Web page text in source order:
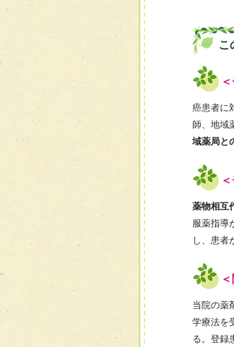
こ
癌患者に
師、地域
域薬局と
薬物相互
服薬指導
し、患者
当院の薬
学療法を
る。登録